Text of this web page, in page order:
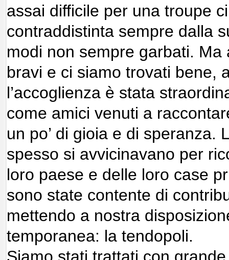
assai difficile per una troupe
contraddistinta sempre dalla
modi non sempre garbati. Ma
bravi e ci siamo trovati bene,
l’accoglienza è stata
come amici venuti a
un po’ di gioia e di speranza.
spesso si avvicinavano per
loro paese e delle loro case
sono state contente di
mettendo a nostra
temporanea: la tendopoli.